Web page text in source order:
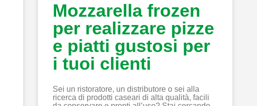
Mozzarella frozen
per realizzare pizze
e piatti gustosi per
i tuoi clienti
Sei un ristoratore, un distributore o sei alla
ricerca di prodotti caseari di alta qualità, facili